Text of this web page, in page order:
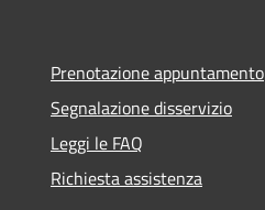
Prenotazione appuntamento
Segnalazione disservizio
Leggi le FAQ
Richiesta assistenza